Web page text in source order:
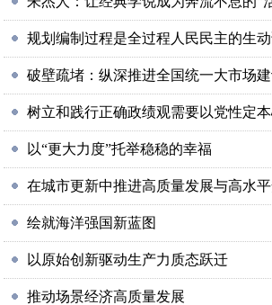
规划编制过程是全过程人民民主的生
破壁疏堵：纵深推进全国统一大市场
树立和践行正确政绩观需要以党性定
以“更大力度”托举稳稳的幸福
在城市更新中推进高质量发展与高水
绘就海洋强国新蓝图
以原始创新驱动生产力质态跃迁
推动场景经济高质量发展